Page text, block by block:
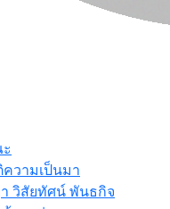
วามเป็นมา
วิสัยทัศน์ พันธกิจ